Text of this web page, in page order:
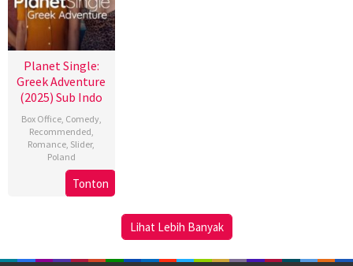
Planet Single:
Greek Adventure
(2025) Sub Indo
Box Office, Comedy,
Recommended
Romance Slider,
Poland
Aug
Sam
Akina
Tonton
Lihat Lebih Banyak